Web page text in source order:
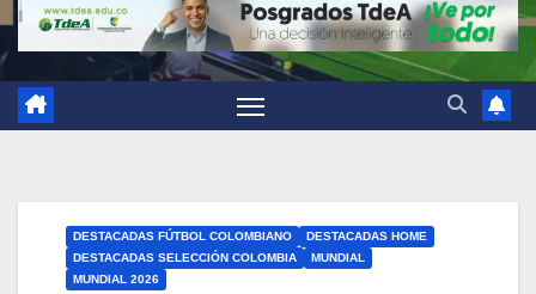
DESTACADAS FÚTBOL COLOMBIANO
DESTACADAS HOME
DESTACADAS SELECCIÓN COLOMBIA
MUNDIAL
MUNDIAL 2026